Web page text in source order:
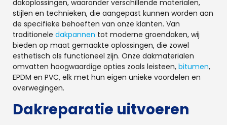
dakoplossingen, waaronder verschillende materialen,
stijlen en technieken, die aangepast kunnen worden aan
de specifieke behoeften van onze klanten. Van
traditionele dakpannen tot moderne groendaken, wij
bieden op maat gemaakte oplossingen, die zowel
esthetisch als functioneel zijn. Onze dakmaterialen
omvatten hoogwaardige opties zoals leisteen, bitumen,
EPDM en PVC, elk met hun eigen unieke voordelen en
overwegingen.
Dakreparatie uitvoeren